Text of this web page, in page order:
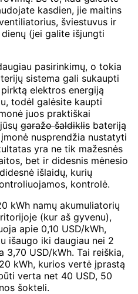
kasdien, jie maitins
šviestuvus ir
(jei galite išjungti
pasirinkimų, o tokia
sistema gali sukaupti
elektros energiją
todėl galėsite kaupti
juos praktiškai
garažo šaldiklis bateriją
nusprendžia nustatyti
yra ne tik mažesnės
bet ir didesnis mėnesio
išlaidų, kurių
kontrolė.
kWh namų akumuliatorių
(kur aš gyvenu),
apie 0,10 USD/kWh,
išaugo iki daugiau nei 2
3,70 USD/kWh. Tai reiškia,
kWh, kurios vertė įprastą
verta net 40 USD, 50
šokteli.